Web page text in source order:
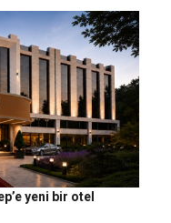
yeni bir otel